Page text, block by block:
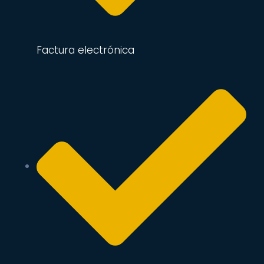
Factura electrónica